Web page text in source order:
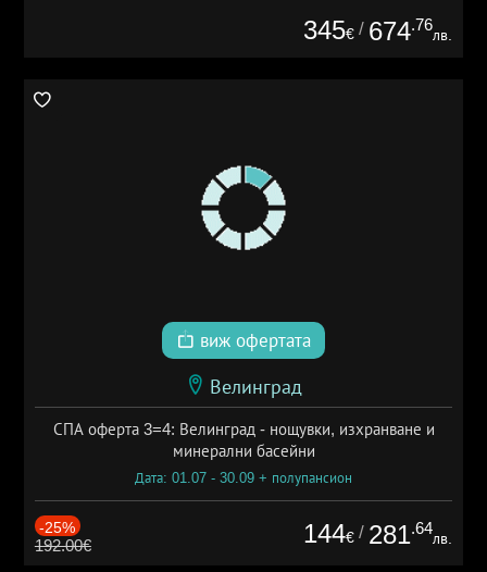
345€ / 674.76
лв.
виж офертата
Велинград
СПА оферта 3=4: Велинград - нощувки, изхранване и
минерални басейни
Дата: 01.07 - 30.09 + полупансион
-25%
192.00€ 144€ / 281.64
лв.